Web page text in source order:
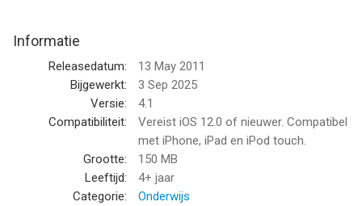
• An interactive alphabet that helps kids recite their ABCs.
• Upper- and lowercase versions of every letter.
Awards & Recognition:
• Featured on NBC's Today Show!
• Parents' Choice Award winner
• Common Sense Media ON for Learning award winner
Crafted by Little 10 Robot. We make educational apps loaded
Informatie
Releasedatum:
13 May 2011
Bijgewerkt:
3 Sep 2025
Versie:
4.1
Compatibiliteit:
Vereist iOS 12.0 of nieuwer. Compatibel
met iPhone, iPad en iPod touch.
Grootte:
150 MB
Leeftijd:
4+ jaar
Categorie:
Onderwijs